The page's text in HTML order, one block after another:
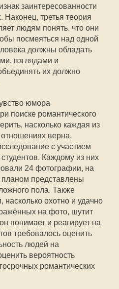
заинтересованности
Наконец, третья теория
людям понять, что они
посмеяться над одной
должны обладать
взглядами и
их должно
юмора
поиске романтического
насколько каждая из
верна,
с участием
Каждому из них
24 фотографии, на
представлены
пола. Также
охотно и удачно
на фото, шутит
понимает и реагирует на
требовалось оценить
людей на
вероятность
романтических